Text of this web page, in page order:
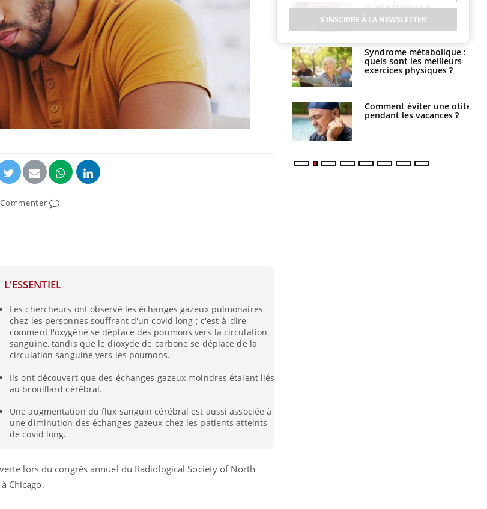
Commenter
L'ESSENTIEL
Les chercheurs ont observé les échanges gazeux pulmonaires
chez les personnes souffrant d'un covid long ; c'est-à-dire
comment l'oxygène se déplace des poumons vers la circulation
sanguine, tandis que le dioxyde de carbone se déplace de la
circulation sanguine vers les poumons.
Ils ont découvert que des échanges gazeux moindres étaient liés
au brouillard cérébral.
Une augmentation du flux sanguin cérébral est aussi associée à
une diminution des échanges gazeux chez les patients atteints
de covid long.
lors du congrès annuel du Radiological Society of North
Chicago.
c'est indispensable pour
la santé des yeux”
modifient votre cerveau !
Mon enfant est-il trop
sensible ou simplement
quelle trousse à
pharmacie pour les
vacances ?
Syndrome métabolique :
quels sont les meilleurs
exercices physiques ?
Comment éviter une otite
pendant les vacances ?
S'INSCRIRE À LA NEWSLETTER